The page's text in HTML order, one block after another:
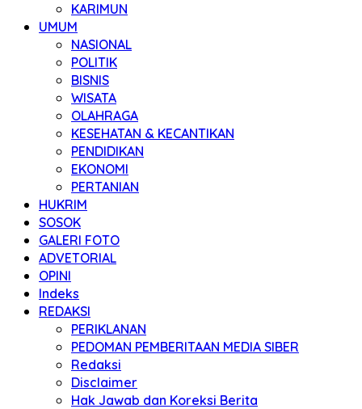
KARIMUN
UMUM
NASIONAL
POLITIK
BISNIS
WISATA
OLAHRAGA
KESEHATAN & KECANTIKAN
PENDIDIKAN
EKONOMI
PERTANIAN
HUKRIM
SOSOK
GALERI FOTO
ADVETORIAL
OPINI
Indeks
REDAKSI
PERIKLANAN
PEDOMAN PEMBERITAAN MEDIA SIBER
Redaksi
Disclaimer
Hak Jawab dan Koreksi Berita